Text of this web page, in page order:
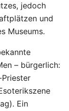
jedoch
und
Museums.
– bürgerlich:
Ein